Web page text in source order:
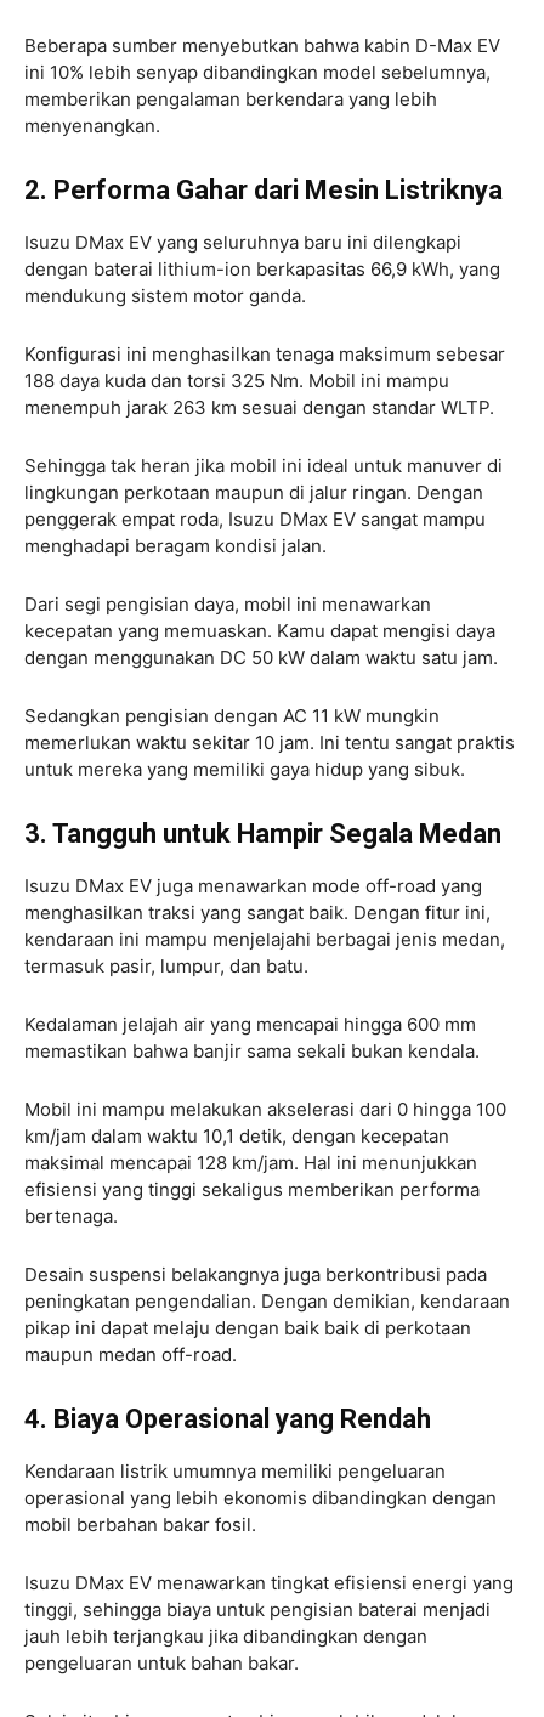
Beberapa sumber menyebutkan bahwa kabin D-Max EV
ini 10% lebih senyap dibandingkan model sebelumnya,
memberikan pengalaman berkendara yang lebih
menyenangkan.
2. Performa Gahar dari Mesin Listriknya
Isuzu DMax EV yang seluruhnya baru ini dilengkapi
dengan baterai lithium-ion berkapasitas 66,9 kWh, yang
mendukung sistem motor ganda.
Konfigurasi ini menghasilkan tenaga maksimum sebesar
188 daya kuda dan torsi 325 Nm. Mobil ini mampu
menempuh jarak 263 km sesuai dengan standar WLTP.
Sehingga tak heran jika mobil ini ideal untuk manuver di
lingkungan perkotaan maupun di jalur ringan. Dengan
penggerak empat roda, Isuzu DMax EV sangat mampu
menghadapi beragam kondisi jalan.
Dari segi pengisian daya, mobil ini menawarkan
kecepatan yang memuaskan. Kamu dapat mengisi daya
dengan menggunakan DC 50 kW dalam waktu satu jam.
Sedangkan pengisian dengan AC 11 kW mungkin
memerlukan waktu sekitar 10 jam. Ini tentu sangat praktis
untuk mereka yang memiliki gaya hidup yang sibuk.
3. Tangguh untuk Hampir Segala Medan
Isuzu DMax EV juga menawarkan mode off-road yang
menghasilkan traksi yang sangat baik. Dengan fitur ini,
kendaraan ini mampu menjelajahi berbagai jenis medan,
termasuk pasir, lumpur, dan batu.
Kedalaman jelajah air yang mencapai hingga 600 mm
memastikan bahwa banjir sama sekali bukan kendala.
Mobil ini mampu melakukan akselerasi dari 0 hingga 100
km/jam dalam waktu 10,1 detik, dengan kecepatan
maksimal mencapai 128 km/jam. Hal ini menunjukkan
efisiensi yang tinggi sekaligus memberikan performa
bertenaga.
Desain suspensi belakangnya juga berkontribusi pada
peningkatan pengendalian. Dengan demikian, kendaraan
pikap ini dapat melaju dengan baik baik di perkotaan
maupun medan off-road.
4. Biaya Operasional yang Rendah
Kendaraan listrik umumnya memiliki pengeluaran
operasional yang lebih ekonomis dibandingkan dengan
mobil berbahan bakar fosil.
Isuzu DMax EV menawarkan tingkat efisiensi energi yang
tinggi, sehingga biaya untuk pengisian baterai menjadi
jauh lebih terjangkau jika dibandingkan dengan
pengeluaran untuk bahan bakar.